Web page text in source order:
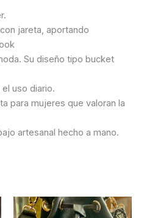
jareta, aportando
Su diseño tipo bucket
uso diario.
para mujeres que valoran la
artesanal hecho a mano.